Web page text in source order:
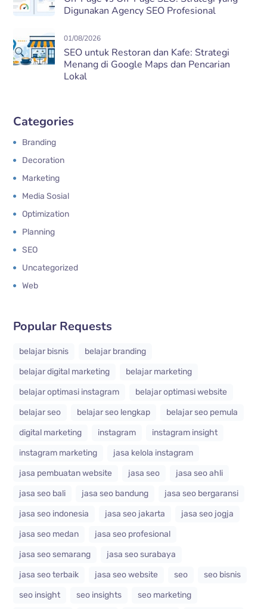
Digunakan Agency SEO Profesional
01/08/2026
SEO untuk Restoran dan Kafe: Strategi
Menang di Google Maps dan Pencarian
Lokal
Categories
Branding
Decoration
Marketing
Media Sosial
Optimization
Planning
SEO
Uncategorized
Web
Popular Requests
belajar bisnis
belajar branding
belajar digital marketing
belajar marketing
belajar optimasi instagram
belajar optimasi website
belajar seo
belajar seo lengkap
belajar seo pemula
digital marketing
instagram
instagram insight
instagram marketing
jasa kelola instagram
jasa pembuatan website
jasa seo
jasa seo ahli
jasa seo bali
jasa seo bandung
jasa seo bergaransi
jasa seo indonesia
jasa seo jakarta
jasa seo jogja
jasa seo medan
jasa seo profesional
jasa seo semarang
jasa seo surabaya
jasa seo terbaik
jasa seo website seo
seo bisnis
seo insight
seo insights
seo marketing